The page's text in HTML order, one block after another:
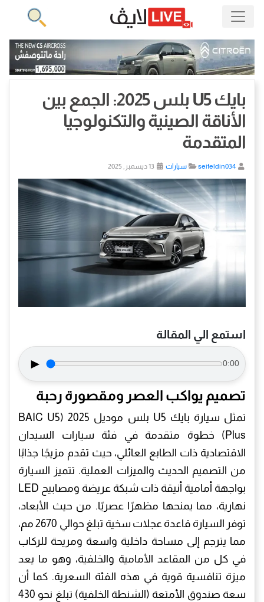
بايك U5 بلس 2025: الجمع بين
الأناقة الصينية والتكنولوجيا
المتقدمة
seifeldin034 سيارات
استمع الي المقالة
► 0:00
تصميم يواكب العصر ومقصورة رحبة
​تمثل سيارة بايك U5 بلس موديل 2025 (BAIC U5
Plus) خطوة متقدمة في فئة سيارات السيدان
الاقتصادية ذات الطابع العائلي، حيث تقدم مزيجًا جذابًا
من التصميم الحديث والميزات العملية. تتميز السيارة
بواجهة أمامية أنيقة ذات شبكة عريضة ومصابيح LED
نهارية، مما يمنحها مظهرًا عصريًا. من حيث الأبعاد،
توفر السيارة قاعدة عجلات سخية تبلغ حوالي 2670 مم،
مما يترجم إلى مساحة داخلية واسعة ومريحة للركاب
في كل من المقاعد الأمامية والخلفية، وهو ما يعد
ميزة تنافسية قوية في هذه الفئة السعرية. كما أن
سعة صندوق الأمتعة (الشنطة الخلفية) تبلغ نحو 430